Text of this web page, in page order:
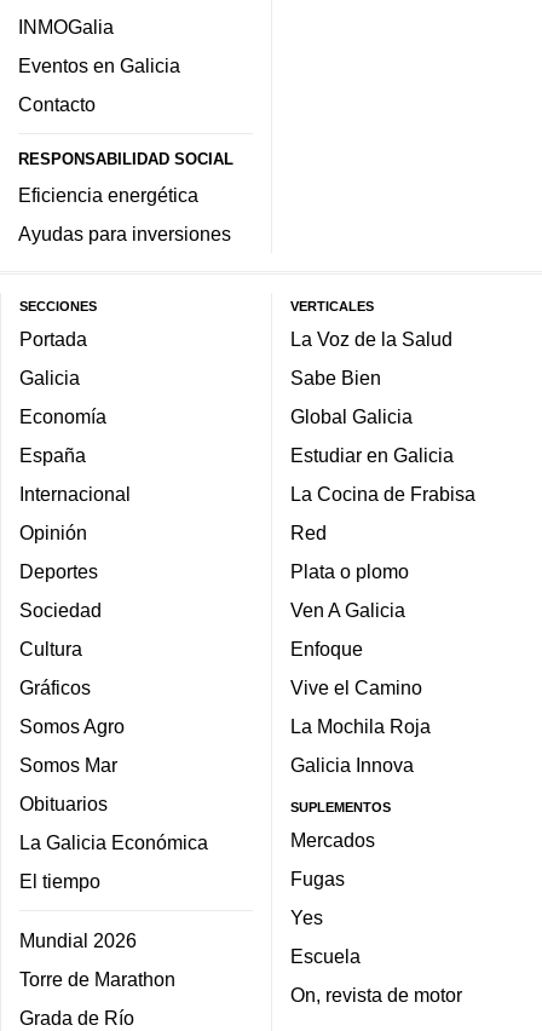
INMOGalia
Eventos en Galicia
Contacto
RESPONSABILIDAD SOCIAL
Eficiencia energética
Ayudas para inversiones
SECCIONES
Portada
Galicia
Economía
España
Internacional
Opinión
Deportes
Sociedad
Cultura
Gráficos
Somos Agro
Somos Mar
Obituarios
La Galicia Económica
El tiempo
Mundial 2026
Torre de Marathon
Grada de Río
VERTICALES
La Voz de la Salud
Sabe Bien
Global Galicia
Estudiar en Galicia
La Cocina de Frabisa
Red
Plata o plomo
Ven A Galicia
Enfoque
Vive el Camino
La Mochila Roja
Galicia Innova
SUPLEMENTOS
Mercados
Fugas
Yes
Escuela
On, revista de motor